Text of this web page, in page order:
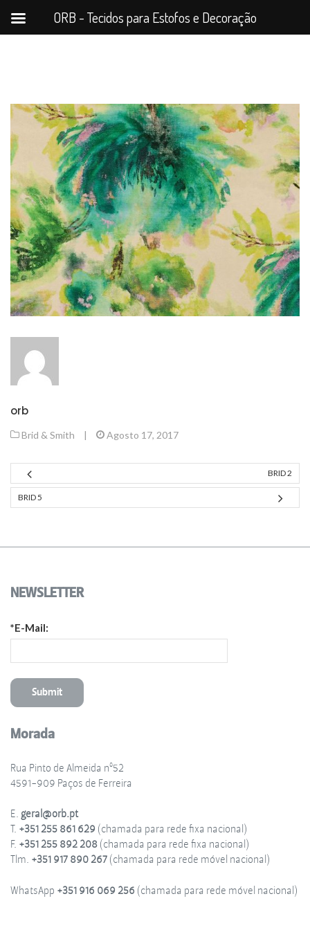
orb
Brid & Smith | Agosto 17, 2017
BRID 2
BRID 5
NEWSLETTER
*E-Mail:
Morada
Rua Pinto de Almeida nº52
4591-909 Paços de Ferreira
E. geral@orb.pt
T. +351 255 861 629 (chamada para rede fixa nacional)
F. +351 255 892 208(chamada para rede fixa nacional)
Tlm. +351 917 890 267(chamada para rede móvel nacional)
WhatsApp +351 916 069 256 (chamada para rede móvel nacional)
ORB - Tecidos para Estofos e Decoração